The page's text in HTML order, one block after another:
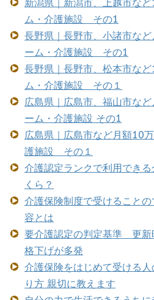
ム・介護施設 その1
長野県｜長野市、小諸市な
ーム・介護施設 その1
長野県｜長野市、松本市な
ム・介護施設 その１
広島県｜広島市、福山市な
ーム・介護施設 その1
広島県｜広島市など月額10
護施設 その１
介護認定ランクで利用でき
くら？
介護保険制度で受けること
容とは
要介護認定の判定基準 更新
格下げが多発
介護保険をはじめて受ける
り方 親切に教えます